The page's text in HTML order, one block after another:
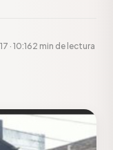
· 10:162 min de lectura